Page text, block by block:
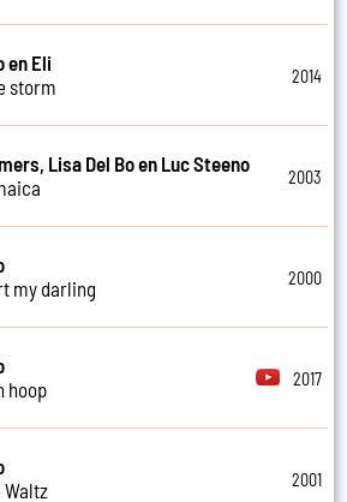
en Eli
storm
2014
Lisa Del Bo en Luc Steeno
2003
my darling
2000
hoop
2017
Waltz
2001